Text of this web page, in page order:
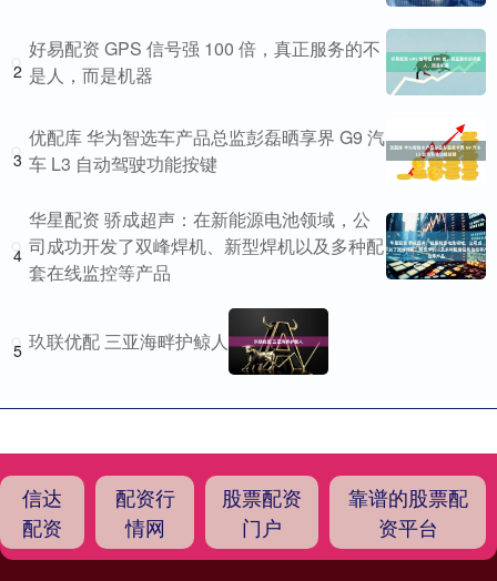
2
好易配资 GPS 信号强 100 倍，真正服务的不
是人，而是机器
3
优配库 华为智选车产品总监彭磊晒享界 G9 汽
车 L3 自动驾驶功能按键
4
华星配资 骄成超声：在新能源电池领域，公
司成功开发了双峰焊机、新型焊机以及多种配
套在线监控等产品
5 玖联优配 三亚海畔护鲸人
信达
配资
配资行
情网
股票配资
门户
靠谱的股票配
资平台